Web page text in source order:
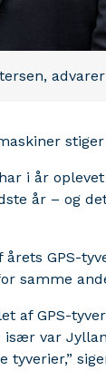
i år
år – og
GPS-
samme
af GPS-
især var